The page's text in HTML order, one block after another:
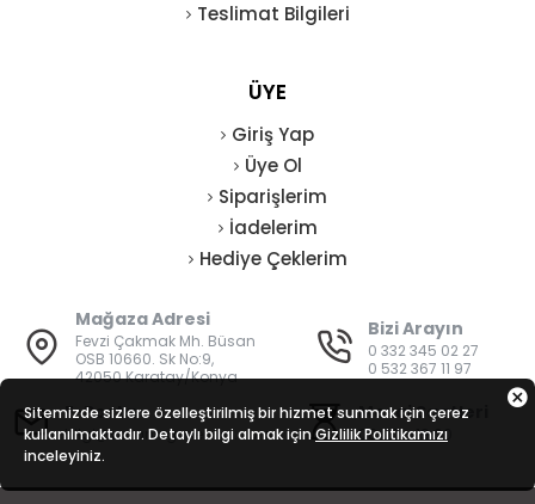
Teslimat Bilgileri
ÜYE
Giriş Yap
Üye Ol
Siparişlerim
İadelerim
Hediye Çeklerim
Mağaza Adresi
Fevzi Çakmak Mh. Büsan
OSB 10660. Sk No:9,
42050 Karatay/Konya
Bizi Arayın
0 332 345 02 27
0 532 367 11 97
E-Posta
bilgi@vatanisguvenligi.com
Mesai Saatleri
08:00 - 19:00
Sitemizde sizlere özelleştirilmiş bir hizmet sunmak için çerez
kullanılmaktadır. Detaylı bilgi almak için Gizlilik Politikamızı
inceleyiniz.